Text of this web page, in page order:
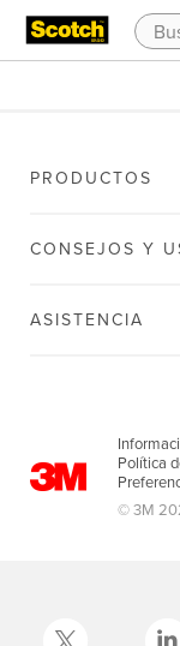
PRODUCTOS
CONSEJOS Y
ASISTENCIA
Política
© 3M